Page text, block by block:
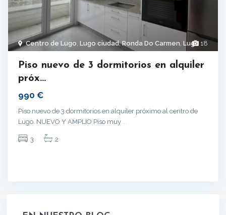
18
Centro de Lugo Lugo ciudad,Ronda Do Carmen Lugo
Piso nuevo de 3 dormitorios en alquiler
próx...
990 €
Piso nuevo de 3 dormitorios en alquiler próximo al centro de
Lugo. NUEVO Y AMPLIO Piso muy
3 2